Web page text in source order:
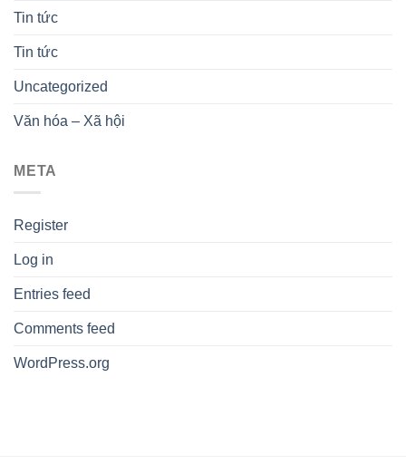
Tin tức
Tin tức
Uncategorized
Văn hóa – Xã hội
META
Register
Log in
Entries feed
Comments feed
WordPress.org